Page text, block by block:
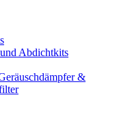
Abdichtkits
&